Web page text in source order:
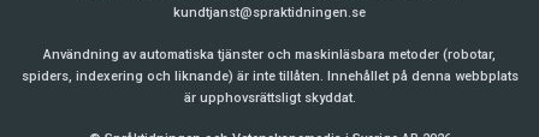
kundtjanst@spraktidningen.se
Användning av automatiska tjänster och maskinläsbara metoder (robotar,
spiders, indexering och liknande) är inte tillåten. Innehållet på denna webbplats
är upphovsrättsligt skyddat.